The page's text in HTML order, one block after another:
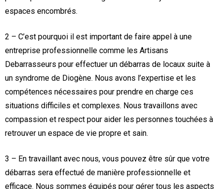
espaces encombrés.
2 – C’est pourquoi il est important de faire appel à une
entreprise professionnelle comme les Artisans
Debarrasseurs pour effectuer un débarras de locaux suite à
un syndrome de Diogène. Nous avons l’expertise et les
compétences nécessaires pour prendre en charge ces
situations difficiles et complexes. Nous travaillons avec
compassion et respect pour aider les personnes touchées à
retrouver un espace de vie propre et sain.
3 – En travaillant avec nous, vous pouvez être sûr que votre
débarras sera effectué de manière professionnelle et
efficace. Nous sommes équipés pour gérer tous les aspects